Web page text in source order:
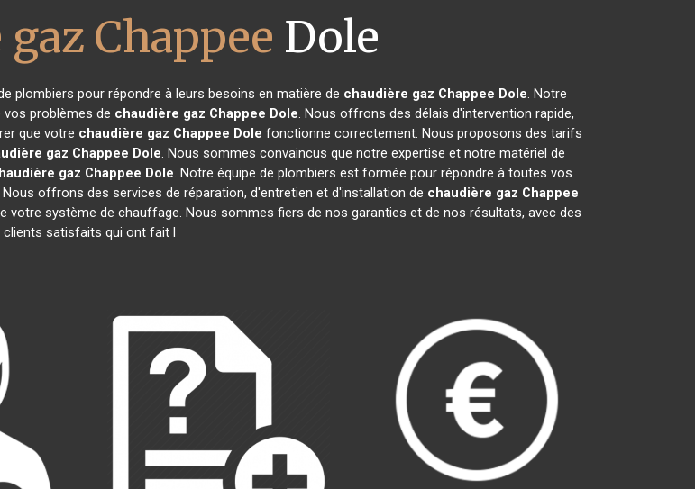
Chappee Dole
plombiers pour répondre à leurs besoins en matière de chaudière gaz Chappee Dole. Notre
problèmes de chaudière gaz Chappee Dole. Nous offrons des délais d'intervention rapide,
que votre chaudière gaz Chappee Dole fonctionne correctement. Nous proposons des tarifs
gaz Chappee Dole. Nous sommes convaincus que notre expertise et notre matériel de
gaz Chappee Dole. Notre équipe de plombiers est formée pour répondre à toutes vos
Nous offrons des services de réparation, d'entretien et d'installation de chaudière gaz Chappee
votre système de chauffage. Nous sommes fiers de nos garanties et de nos résultats, avec des
clients satisfaits qui ont fait l